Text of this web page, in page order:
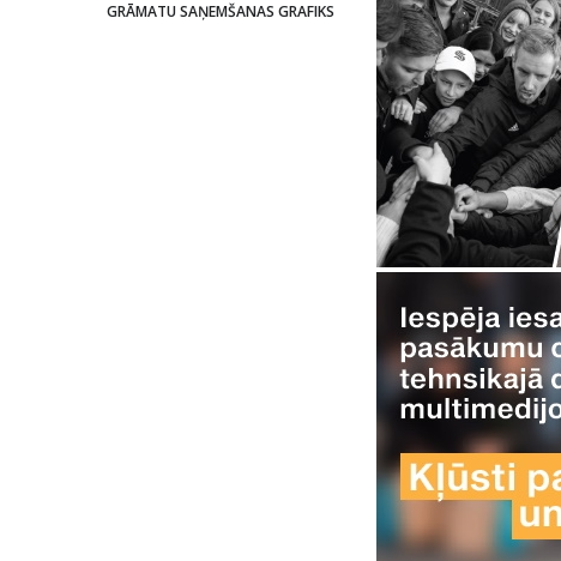
GRĀMATU SAŅEMŠANAS GRAFIKS